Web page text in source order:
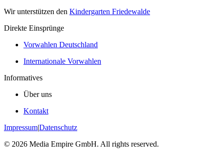
Wir unterstützen den Kindergarten Friedewalde
Direkte Einsprünge
Vorwahlen Deutschland
Internationale Vorwahlen
Informatives
Über uns
Kontakt
Impressum|Datenschutz
© 2026 Media Empire GmbH. All rights reserved.